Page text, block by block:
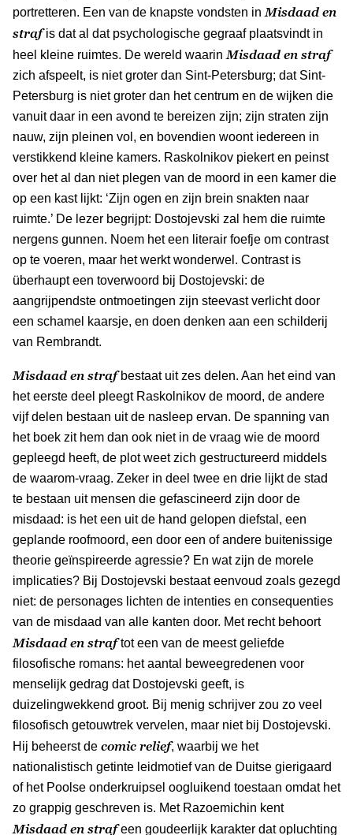
portretteren. Een van de knapste vondsten in Misdaad en
strafis dat al dat psychologische gegraaf plaatsvindt in
heel kleine ruimtes. De wereld waarin Misdaad en straf
zich afspeelt, is niet groter dan Sint-Petersburg; dat Sint-
Petersburg is niet groter dan het centrum en de wijken die
vanuit daar in een avond te bereizen zijn; zijn straten zijn
nauw, zijn pleinen vol, en bovendien woont iedereen in
verstikkend kleine kamers. Raskolnikov piekert en peinst
over het al dan niet plegen van de moord in een kamer die
op een kast lijkt: ‘Zijn ogen en zijn brein snakten naar
ruimte.’ De lezer begrijpt: Dostojevski zal hem die ruimte
nergens gunnen. Noem het een literair foefje om contrast
op te voeren, maar het werkt wonderwel. Contrast is
überhaupt een toverwoord bij Dostojevski: de
aangrijpendste ontmoetingen zijn steevast verlicht door
een schamel kaarsje, en doen denken aan een schilderij
van Rembrandt.
Misdaad en strafbestaat uit zes delen. Aan het eind van
het eerste deel pleegt Raskolnikov de moord, de andere
vijf delen bestaan uit de nasleep ervan. De spanning van
het boek zit hem dan ook niet in de vraag wie de moord
gepleegd heeft, de plot weet zich gestructureerd middels
de waarom-vraag. Zeker in deel twee en drie lijkt de stad
te bestaan uit mensen die gefascineerd zijn door de
misdaad: is het een uit de hand gelopen diefstal, een
geplande roofmoord, een door een of andere buitenissige
theorie geïnspireerde agressie? En wat zijn de morele
implicaties? Bij Dostojevski bestaat eenvoud zoals gezegd
niet: de personages lichten de intenties en consequenties
van de misdaad van alle kanten door. Met recht behoort
Misdaad en straftot een van de meest geliefde
filosofische romans: het aantal beweegredenen voor
menselijk gedrag dat Dostojevski geeft, is
duizelingwekkend groot. Bij menig schrijver zou zo veel
filosofisch getouwtrek vervelen, maar niet bij Dostojevski.
Hij beheerst de comic relief, waarbij we het
nationalistisch getinte leidmotief van de Duitse gierigaard
of het Poolse onderkruipsel oogluikend toestaan omdat het
zo grappig geschreven is. Met Razoemichin kent
Misdaad en strafeen goudeerlijk karakter dat opluchting